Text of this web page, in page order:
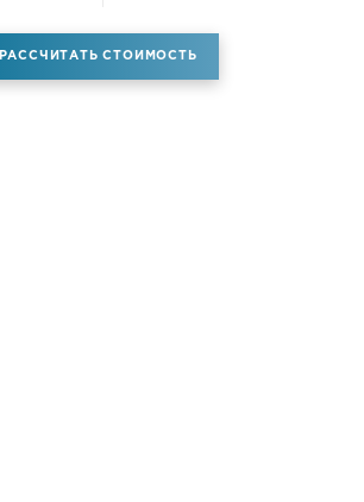
РАССЧИТАТЬ СТОИМОСТЬ